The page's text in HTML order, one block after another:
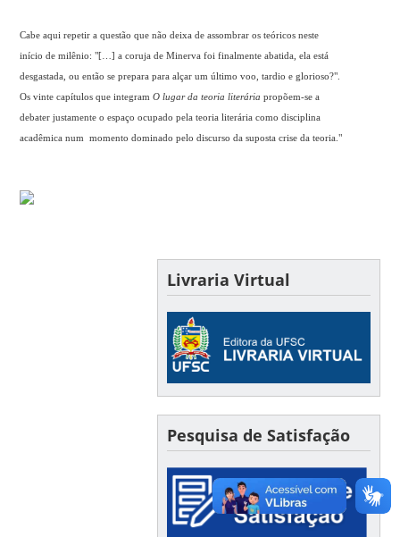
Cabe aqui repetir a questão que não deixa de assombrar os teóricos neste
início de milênio: "[…] a coruja de Minerva foi finalmente abatida, ela está
desgastada, ou então se prepara para alçar um último voo, tardio e glorioso?".
Os vinte capítulos que integramO lugar da teoria literária propõem-se a
debater justamente o espaço ocupado pela teoria literária como disciplina
acadêmica num momento dominado pelo discurso da suposta crise da teoria."
Livraria Virtual
Pesquisa de Satisfação